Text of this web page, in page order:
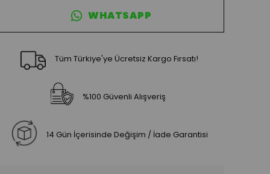
WHATSAPP
Tüm Türkiye'ye Ücretsiz Kargo Fırsatı!
%100 Güvenli Alışveriş
14 Gün İçerisinde Değişim / İade Garantisi